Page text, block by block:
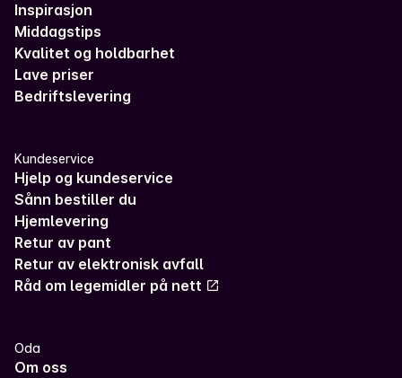
Inspirasjon
Middagstips
Kvalitet og holdbarhet
Lave priser
Bedriftslevering
Kundeservice
Hjelp og kundeservice
Sånn bestiller du
Hjemlevering
Retur av pant
Retur av elektronisk avfall
Råd om legemidler på nett
Oda
Om oss